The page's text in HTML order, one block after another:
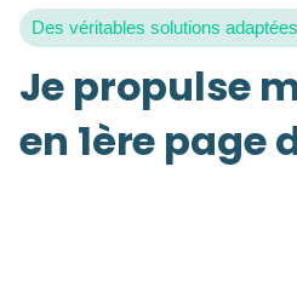
Des véritables solutions
Je propulse
en 1ère page